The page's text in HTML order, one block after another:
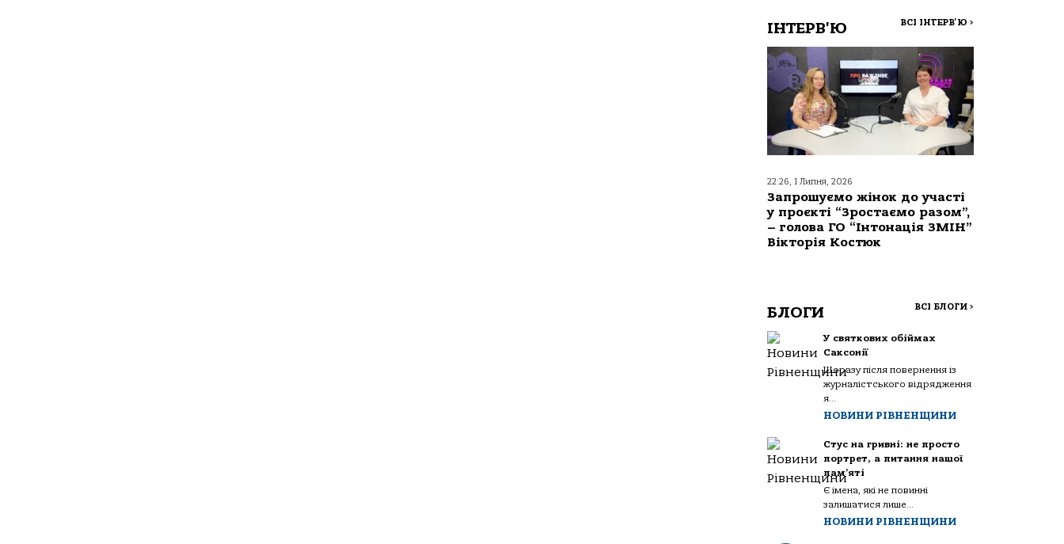
ІНТЕРВ'Ю ВСІ ІНТЕРВ'Ю >
22:26, 1 Липня, 2026
Запрошуємо жінок до участі
у проєкті “Зростаємо разом”,
– голова ГО “Інтонація ЗМІН”
Вікторія Костюк
БЛОГИ ВСІ БЛОГИ >
У святкових обіймах
Саксонії
Щоразу після повернення із
журналістського відрядження
я...
НОВИНИ РІВНЕНЩИНИ
Стус на гривні: не просто
портрет, а питання нашої
пам’яті
Є імена, які не повинні
залишатися лише...
НОВИНИ РІВНЕНЩИНИ